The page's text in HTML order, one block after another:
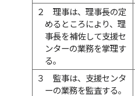
２
理事は、理事長の定
めるところにより、理
事長を補佐して支援セ
ンターの業務を掌理す
る。
３
監事は、支援センタ
ーの業務を監査する。